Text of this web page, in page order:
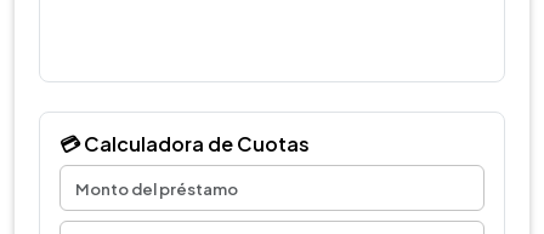
💳 Calculadora de Cuotas